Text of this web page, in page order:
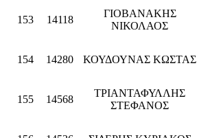
153 14118
ΓΙΟΒΑΝΑΚΗΣ
ΝΙΚΟΛΑΟΣ
154 14280 ΚΟΥΔΟΥΝΑΣ ΚΩΣΤΑΣ
155 14568
ΤΡΙΑΝΤΑΦΥΛΛΗΣ
ΣΤΕΦΑΝΟΣ